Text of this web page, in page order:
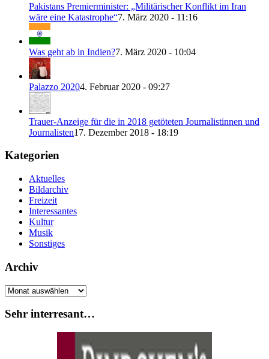
Pakistans Premierminister: „Militärischer Konflikt im Iran
wäre eine Katastrophe“7. März 2020 - 11:16
Was geht ab in Indien?7. März 2020 - 10:04
Palazzo 20204. Februar 2020 - 09:27
Trauer-Anzeige für die in 2018 getöteten Journalistinnen und
Journalisten17. Dezember 2018 - 18:19
Kategorien
Aktuelles
Bildarchiv
Freizeit
Interessantes
Kultur
Musik
Sonstiges
Archiv
Archiv
Sehr interresant…